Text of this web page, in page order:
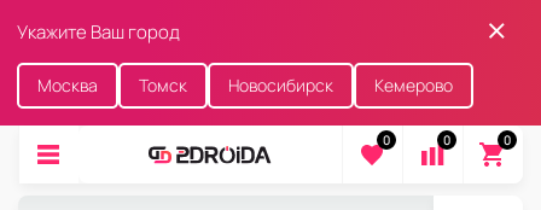
Укажите Ваш город
Москва Томск Новосибирск Кемерово
0 0 0